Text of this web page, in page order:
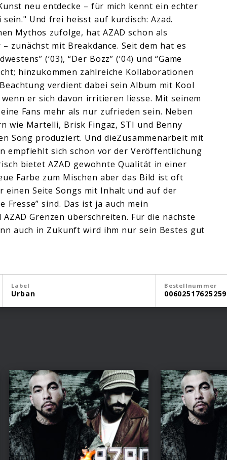
neu entdecke – für mich kennt ein echter
Und frei heisst auf kurdisch: Azad.
Mythos zufolge, hat AZAD schon als
zunächst mit Breakdance. Seit dem hat es
(‘03), “Der Bozz” (’04) und “Game
hinzukommen zahlreiche Kollaborationen
verdient dabei sein Album mit Kool
wenn er sich davon irritieren liesse. Mit seinem
Fans mehr als nur zufrieden sein. Neben
wie Martelli, Brisk Fingaz, STI und Benny
Song produziert. Und dieZusammenarbeit mit
empfiehlt sich schon vor der Veröffentlichung
bietet AZAD gewohnte Qualität in einer
Farbe zum Mischen aber das Bild ist oft
einen Seite Songs mit Inhalt und auf der
Fresse” sind. Das ist ja auch mein
Grenzen überschreiten. Für die nächste
auch in Zukunft wird ihm nur sein Bestes gut
Label
Urban
Bestellnummer
00602517625259